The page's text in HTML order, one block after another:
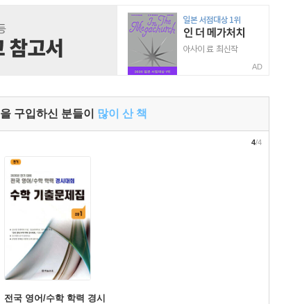
AD
구입하신 분들이 많이 산 책
전국 영어/수학 학력 경시
4/4